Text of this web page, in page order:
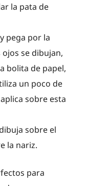
la pata de
pega por la
se dibujan,
bolita de papel,
un poco de
sobre esta
sobre el
la nariz.
para